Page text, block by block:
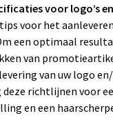
voor logo’s
voor het
een optimaal
van
van uw logo
deze richtlijnen voor
en een